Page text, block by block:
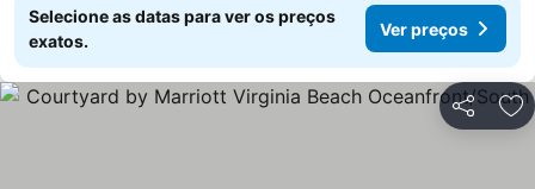
Selecione as datas para ver os preços
exatos.
Ver preços
Partilhar